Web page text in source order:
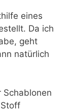
eines
Da ich
geht
natürlich
Schablonen